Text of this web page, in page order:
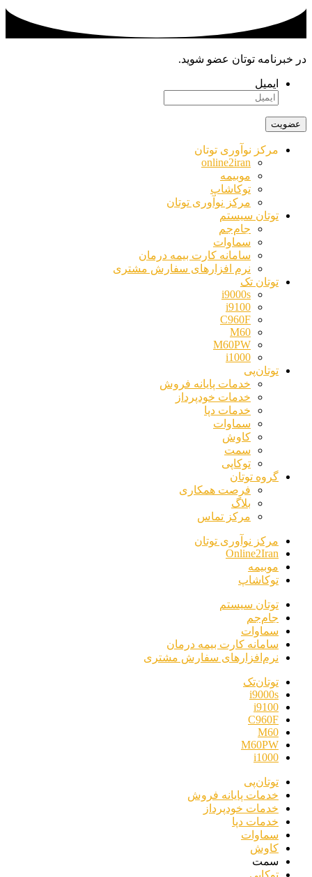
در خبرنامه توتان عضو شوید.
ایمیل
مرکز نوآوری توتان
online2iran
موبیمه
توکاشاپ
مرکز نوآوری توتان
توتان سیستم
جام‌جم
سماوات
سامانه کارت بیمه درمان
نرم افزارهای سفارش مشتری
توتان تک
i9000s
i9100
C960F
M60
M60PW
i1000
توتان‌پی
خدمات پایانه فروش
خدمات خودپرداز
خدمات دپا
سماوات
کاوش
سمت
توکاپی
گروه توتان
فرصت همکاری
بلاگ
مرکز تماس
مرکز نوآوری توتان
Online2Iran
موبیمه
توکاشاپ
توتان سیستم
جام‌جم
سماوات
سامانه کارت بیمه درمان
نرم‌افزارهای سفارش مشتری
توتان‌تک
i9000s
i9100
C960F
M60
M60PW
i1000
توتان‌پی
خدمات پایانه فروش
خدمات خودپرداز
خدمات دپا
سماوات
کاوش
سمت
توکاپی